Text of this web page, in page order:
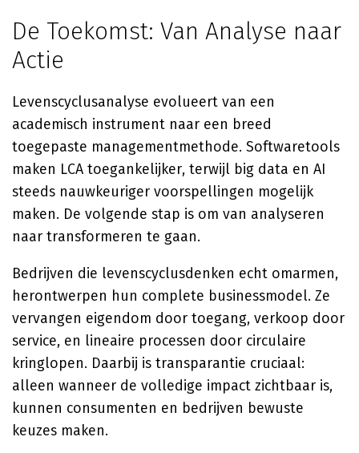
De Toekomst: Van Analyse naar
Actie
Levenscyclusanalyse evolueert van een
academisch instrument naar een breed
toegepaste managementmethode. Softwaretools
maken LCA toegankelijker, terwijl big data en AI
steeds nauwkeuriger voorspellingen mogelijk
maken. De volgende stap is om van analyseren
naar transformeren te gaan.
Bedrijven die levenscyclusdenken echt omarmen,
herontwerpen hun complete businessmodel. Ze
vervangen eigendom door toegang, verkoop door
service, en lineaire processen door circulaire
kringlopen. Daarbij is transparantie cruciaal:
alleen wanneer de volledige impact zichtbaar is,
kunnen consumenten en bedrijven bewuste
keuzes maken.